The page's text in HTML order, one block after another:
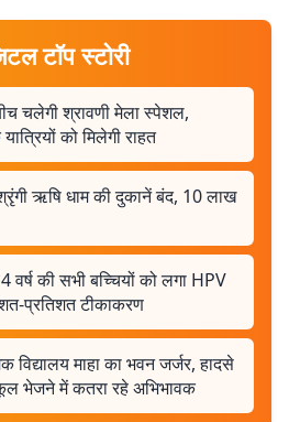
टॉप स्टोरी
चलेगी श्रावणी मेला स्पेशल,
को मिलेगी राहत
ऋषि धाम की दुकानें बंद, 10 लाख
की सभी बच्चियों को लगा HPV
प्रतिशत टीकाकरण
विद्यालय माहा का भवन जर्जर, हादसे
भेजने में कतरा रहे अभिभावक